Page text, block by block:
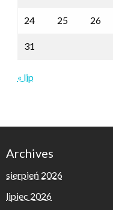
24 25 26
31
« lip
Archives
sierpień 2026
lipiec 2026